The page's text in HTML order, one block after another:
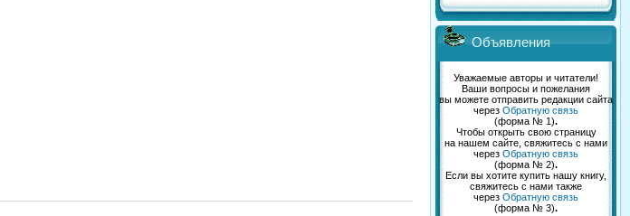
Объявления
Уважаемые авторы и читатели!
Ваши вопросы и пожелания
вы можете отправить редакции сайта
через Обратную связь
(форма № 1).
Чтобы открыть свою страницу
на нашем сайте, свяжитесь с нами
через Обратную связь
(форма № 2).
Если вы хотите купить нашу книгу,
свяжитесь с нами также
через Обратную связь
(форма № 3).